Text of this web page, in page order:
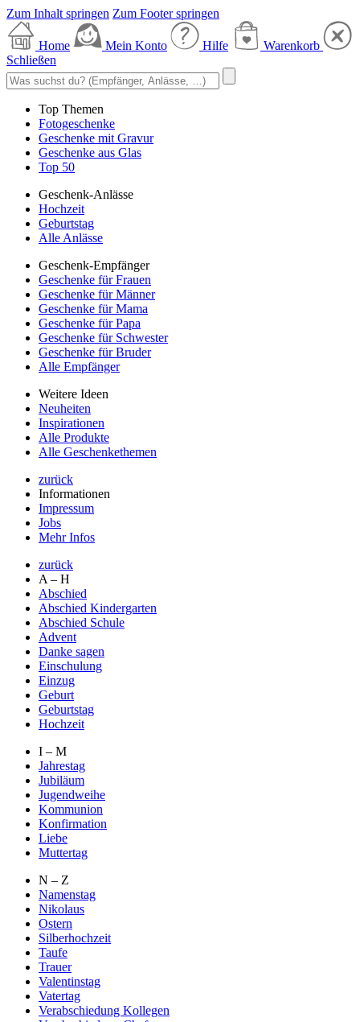
Zum Inhalt springen Zum Footer springen
Home Mein Konto Hilfe
Warenkorb
Schließen
Top Themen
Fotogeschenke
Geschenke mit Gravur
Geschenke aus Glas
Top 50
Geschenk-Anlässe
Hochzeit
Geburtstag
Alle Anlässe
Geschenk-Empfänger
Geschenke für Frauen
Geschenke für Männer
Geschenke für Mama
Geschenke für Papa
Geschenke für Schwester
Geschenke für Bruder
Alle Empfänger
Weitere Ideen
Neuheiten
Inspirationen
Alle Produkte
Alle Geschenkethemen
zurück
Informationen
Impressum
Jobs
Mehr Infos
zurück
A – H
Abschied
Abschied Kindergarten
Abschied Schule
Advent
Danke sagen
Einschulung
Einzug
Geburt
Geburtstag
Hochzeit
I – M
Jahrestag
Jubiläum
Jugendweihe
Kommunion
Konfirmation
Liebe
Muttertag
N – Z
Namenstag
Nikolaus
Ostern
Silberhochzeit
Taufe
Trauer
Valentinstag
Vatertag
Verabschiedung Kollegen